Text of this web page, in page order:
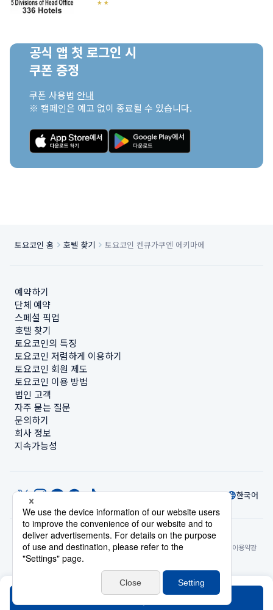
공식 앱 첫 로그인 시
쿠폰 증정
쿠폰 사용법 안내
※ 캠페인은 예고 없이 종료될 수 있습니다.
토요코인 홈 호텔 찾기 토요코인 켄큐가쿠엔 에키마에
예약하기
단체 예약
스페셜 픽업
호텔 찾기
토요코인의 특징
토요코인 저렴하게 이용하기
토요코인 회원 제도
토요코인 이용 방법
법인 고객
자주 묻는 질문
문의하기
회사 정보
지속가능성
한국어
© Toyoko Inn Co., Ltd.
개인정보 설정개인정보 보호정책특정상거래법에 관한 표기사이트 정책
숙박시설 이용약관
계정 이용 약관카드 회원 약관